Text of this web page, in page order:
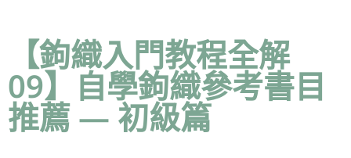
【鉤織入門教程全解
09】自學鉤織參考書目
推薦 — 初級篇